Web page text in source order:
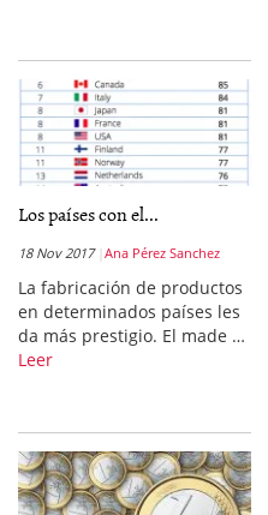
Los países con el...
18 Nov 2017 Ana Pérez Sanchez
La fabricación de productos
en determinados países les
da más prestigio. El made …
Leer